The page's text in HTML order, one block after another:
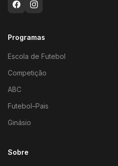
Programas
Escola de Futebol
Competição
ABC
Futebol–Pais
Ginásio
Sobre